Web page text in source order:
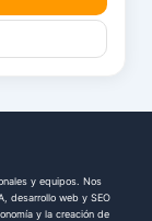
y equipos. Nos
desarrollo web y SEO
y la creación de